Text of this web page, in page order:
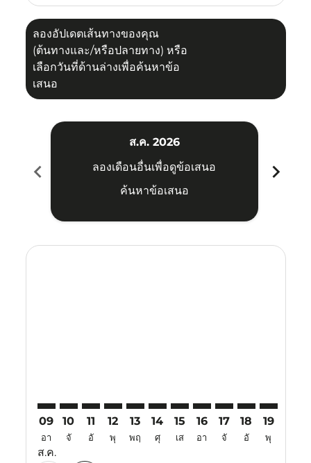
ลองอัปเดตเส้นทางของคุณ
(ต้นทางและ/หรือปลายทาง) หรือ
เลือกวันที่ด้านล่างเพื่อค้นหาข้อ
เสนอ
chevron_left
ส.ค. 2026
ลองเดือนอื่นเพื่อดูข้อเสนอ
ค้นหาข้อเสนอ
chevron_right
09
อา
ส.ค.
10
จั
11
อั
12
พุ
13
พฤ
14
ศุ
15
เส
16
อา
17
จั
18
อั
19
พุ